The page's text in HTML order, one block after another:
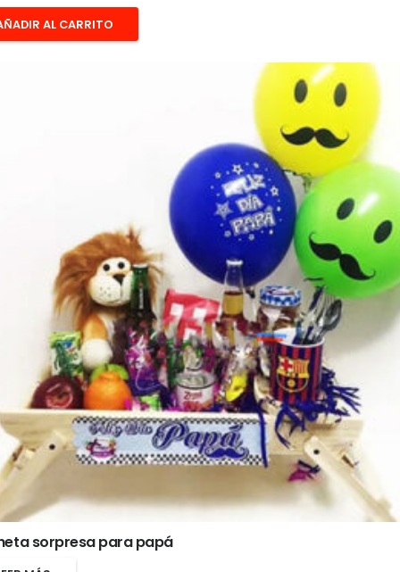
AL CARRITO
sorpresa para papá